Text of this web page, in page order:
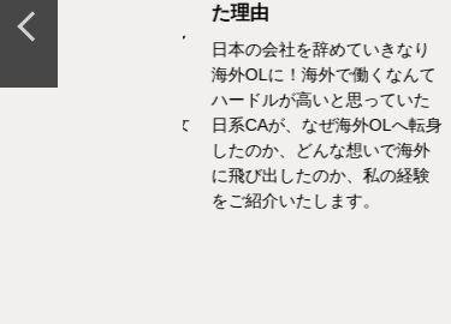
の転職＆セカン
ア体験談vol.13～
た理由
日本の会社を辞めていきなり
海外OLに！海外で働くなんて
ハードルが高いと思っていた
日系CAが、なぜ海外OLへ転身
したのか、どんな想いで海外
に飛び出したのか、私の経験
をご紹介いたします。